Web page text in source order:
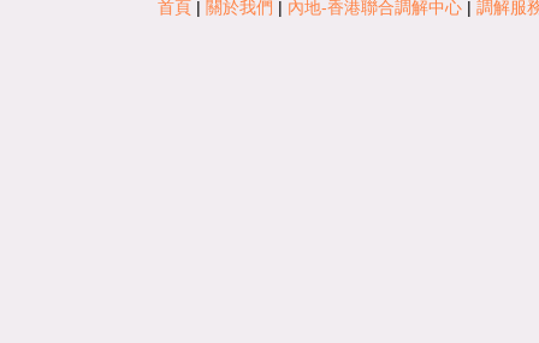
首頁 | 關於我們 | 內地-香港聯合調解中心 |調解服